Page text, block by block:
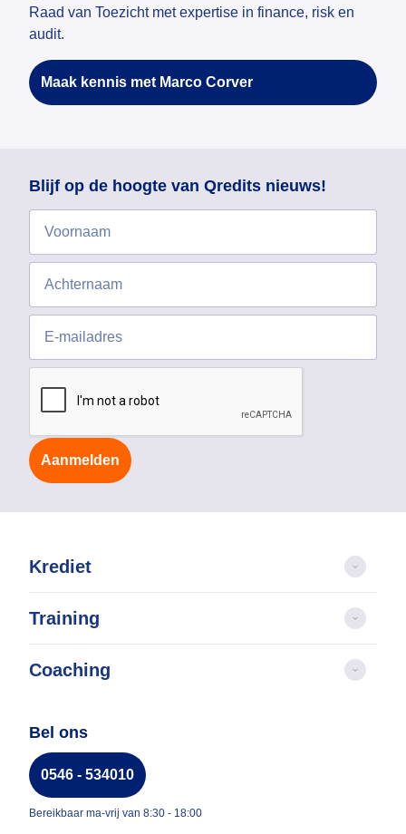
Raad van Toezicht met expertise in finance, risk en
audit.
Maak kennis met Marco Corver
Blijf op de hoogte van Qredits nieuws!
Aanmelden
Krediet
Training
Coaching
Bel ons
0546 - 534010
Bereikbaar ma-vrij van 8:30 - 18:00